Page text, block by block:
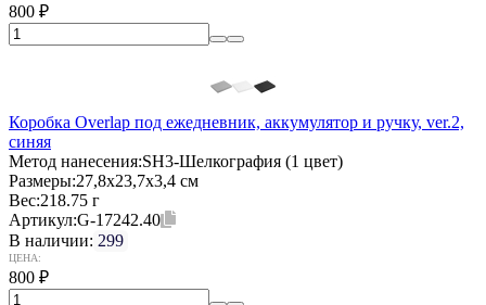
800 ₽
Коробка Overlap под ежедневник, аккумулятор и ручку, ver.2,
синяя
Метод нанесения:SH3-Шелкография (1 цвет)
Размеры:27,8х23,7х3,4 см
Вес:218.75 г
Артикул:G-17242.40
В наличии: 299
ЦЕНА:
800 ₽